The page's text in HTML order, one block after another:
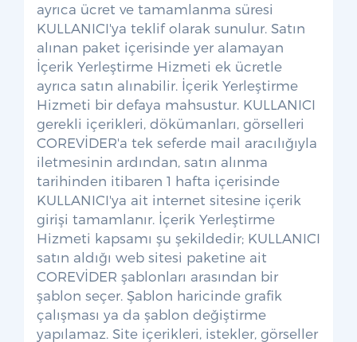
ayrıca ücret ve tamamlanma süresi
KULLANICI'ya teklif olarak sunulur. Satın
alınan paket içerisinde yer alamayan
İçerik Yerleştirme Hizmeti ek ücretle
ayrıca satın alınabilir. İçerik Yerleştirme
Hizmeti bir defaya mahsustur. KULLANICI
gerekli içerikleri, dökümanları, görselleri
COREVİDER'a tek seferde mail aracılığıyla
iletmesinin ardından, satın alınma
tarihinden itibaren 1 hafta içerisinde
KULLANICI'ya ait internet sitesine içerik
girişi tamamlanır. İçerik Yerleştirme
Hizmeti kapsamı şu şekildedir; KULLANICI
satın aldığı web sitesi paketine ait
COREVİDER şablonları arasından bir
şablon seçer. Şablon haricinde grafik
çalışması ya da şablon değiştirme
yapılamaz. Site içerikleri, istekler, görseller